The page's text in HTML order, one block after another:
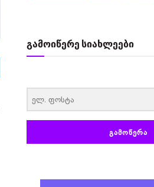
გამოიწერე სიახლეები
ᲒᲐᲛᲝᲬᲔᲠᲐ